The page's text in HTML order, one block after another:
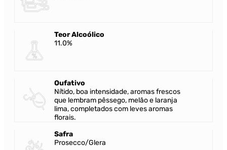
Teor Alcoólico
11.0%
Oufativo
Nítido, boa intensidade, aromas frescos
que lembram pêssego, melão e laranja
lima, completados com leves aromas
florais.
Safra
Prosecco/Glera